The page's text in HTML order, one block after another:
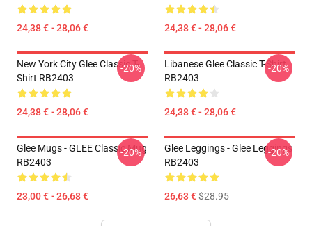
24,38 € - 28,06 € 24,38 € - 28,06 €
New York City Glee Classic T-
Shirt RB2403
24,38 € - 28,06 €
-20%
Libanese Glee Classic T-Shirt
RB2403
24,38 € - 28,06 €
-20%
Glee Mugs - GLEE Classic Mug
RB2403
23,00 € - 26,68 €
-20%
Glee Leggings - Glee Leggings
RB2403
26,63 €$28.95
-20%